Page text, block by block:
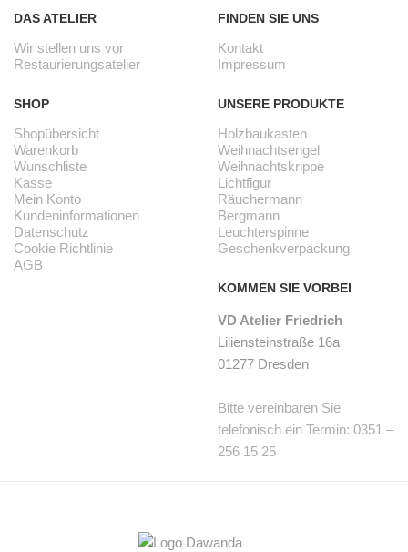
DAS ATELIER
Wir stellen uns vor
Restaurierungsatelier
SHOP
Shopübersicht
Warenkorb
Wunschliste
Kasse
Mein Konto
Kundeninformationen
Datenschutz
Cookie Richtlinie
AGB
FINDEN SIE UNS
Kontakt
Impressum
UNSERE PRODUKTE
Holzbaukasten
Weihnachtsengel
Weihnachtskrippe
Lichtfigur
Räuchermann
Bergmann
Leuchterspinne
Geschenkverpackung
KOMMEN SIE VORBEI
VD Atelier Friedrich
Liliensteinstraße 16a
01277 Dresden
Bitte vereinbaren Sie
telefonisch ein Termin: 0351 –
256 15 25